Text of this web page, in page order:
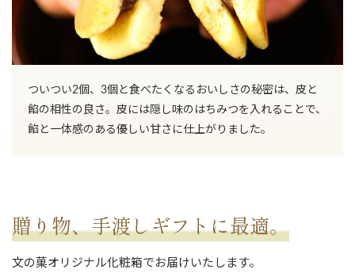
ついつい2個、3個と食べたくなるおいしさの秘密は、皮と
餡の相性の良さ。皮には隠し味のはちみつを入れることで、
餡と一体感のある優しい甘さに仕上がりました。
贈り物、手渡しギフトに最適。
文の菓オリジナル化粧箱でお届けいたします。